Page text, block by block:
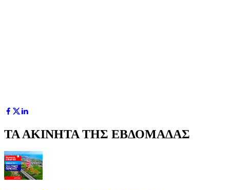
ΤΑ ΑΚΙΝΗΤΑ ΤΗΣ ΕΒΔΟΜΑΔΑΣ